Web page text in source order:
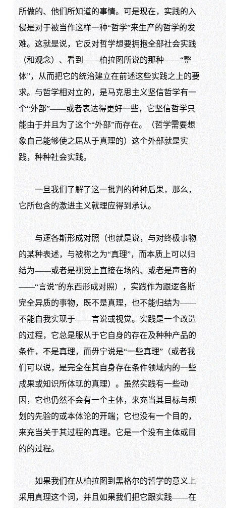
所做的、他们所知道的事情。可是现在，实践的入
侵是对于被当作这样一种“哲学”来生产的哲学的发
难。这就是说，它反对哲学想要拥抱全部社会实践
（和观念）、看到——柏拉图所说的那种——“整
体”，从而把它的统治建立在前述这些实践之上的要
求。与哲学相对立的，是马克思主义坚信哲学有一
个“外部”——或者表达得更好一些，它坚信哲学只
能由于并且为了这个“外部”而存在。（哲学需要想
象自己能够使之屈从于真理的）这个外部就是实
践，种种社会实践。
一旦我们了解了这一批判的种种后果，那么，
它所包含的激进主义就理应得到承认。
与逻各斯形成对照（也就是说，与对终极事物
的某种表述，与被称之为“真理”，而本质上可以归
结为——或者是视觉上直接在场的、或者是声音的
——“言说”的东西形成对照），实践作为跟逻各斯
完全异质的事物，既不是真理，也不能归结为——
不能自我实现于——言说或视觉。实践是一个改造
的过程，它总是服从于它自身的存在及种种产品的
条件，不是真理，而毋宁说是“一些真理”（或者我
们可以说，是完全在其自身存在条件领域内的一些
成果或知识所体现的真理）。虽然实践有一些动
因，它也仍然不会有一个主体，来充当其目标与规
划的先验的或本体论的开端；它也没有一个目的，
来充当关于其过程的真理。它是一个没有主体或目
的的过程。
如果我们在从柏拉图到黑格尔的哲学的意义上
采用真理这个词，并且如果我们把它跟实践——在